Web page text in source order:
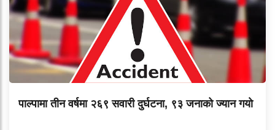
पाल्पामा तीन वर्षमा २६९ सवारी दुर्घटना, ९३ जनाको ज्यान गयाे